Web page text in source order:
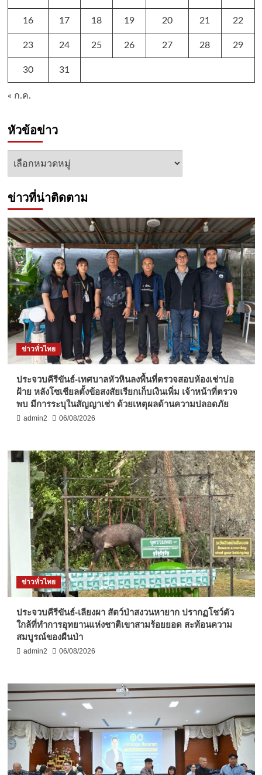
16 17 18 19 20 21 22
23 24 25 26 27 28 29
30 31
« ก.ค.
หัวข้อข่าว
หัวข้อ
ข่าวที่น่าติดตาม
ข่าวทั่วไทย
ประจวบคีรีขันธ์-เทศบาลหัวหินลงพื้นที่ตรวจสอบห้องเช่าบ่อ
ฝ้าย หลังโซเชียลตั้งข้อสงสัยเรียกเก็บเงินเพิ่ม เจ้าหน้าที่ตรวจ
พบ มีการระบุในสัญญาเช่า ด้วยเหตุผลด้านความปลอดภัย
admin2 06/08/2026
ข่าวทั่วไทย
ประจวบคีรีขันธ์-เลียงผา สัตว์ป่าสงวนหายาก ปรากฏโชว์ตัว
ใกล้ที่ทำการอุทยานแห่งชาติเขาสามร้อยยอด สะท้อนความ
สมบูรณ์ของผืนป่า
admin2 06/08/2026